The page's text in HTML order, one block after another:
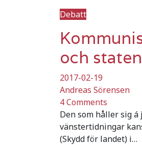
Debatt
och staten
2017-02-19
Andreas Sörensen
4 Comments
Den som håller sig á
vänstertidningar
(Skydd för landet) i…